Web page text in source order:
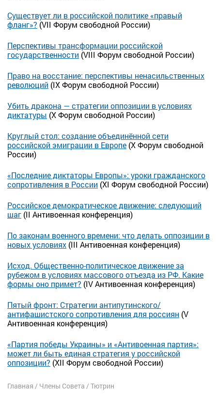
Существует ли в российской политике «правый
фланг»? (VII Форум свободной России)
Перспективы трансформации российской
государственности (VIII Форум свободной России)
Право на восстание: перспективы ненасильственных
революций (IX Форум свободной России)
Убить дракона — стратегии оппозиции в условиях
диктатуры (Х Форум свободной России)
Круглый стол: создание объединённой сети
российской эмиграции в Европе (Х Форум свободной
России)
«Последние диктаторы Европы»: уроки гражданского
сопротивления в России (XI Форум свободной России)
Российское демократическое движение: следующий
шаг (II Антивоенная конференция)
По законам военного времени: что делать оппозиции в
новых условиях (III Антивоенная конференция)
Исход. Общественно-политическое движение за
рубежом в условиях массового отъезда из РФ. Какие
формы оно примет? (IV Антивоенная конференция)
Пятый фронт: Стратегии антипутинского/
антифашистского сопротивления для россиян (V
Антивоенная конференция)
«Партия победы Украины» и «Антивоенная партия»:
может ли быть единая стратегия у российской
оппозиции? (XII Форум свободной России)
Главная / Члены Cовета / Тютрин